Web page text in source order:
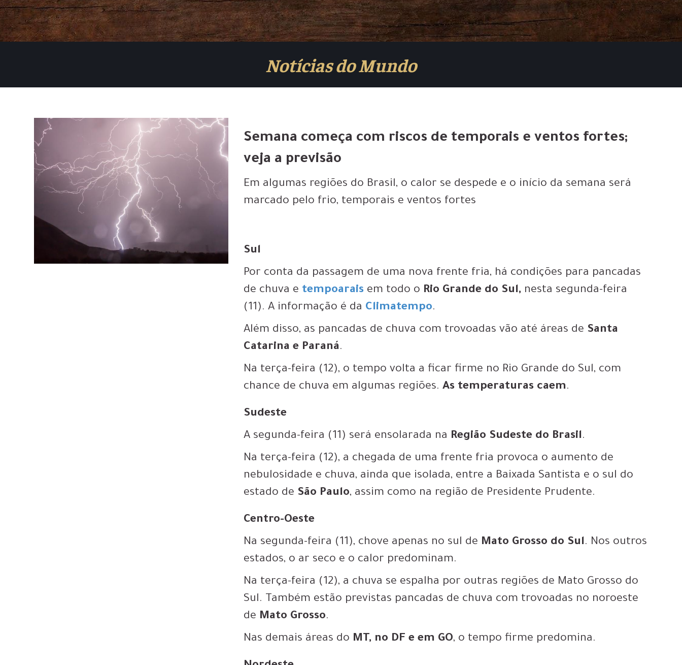
Notícias do Mundo
Semana começa com riscos de temporais e ventos fortes;
veja a previsão
Em algumas regiões do Brasil, o calor se despede e o início da semana será
marcado pelo frio, temporais e ventos fortes
Sul
Por conta da passagem de uma nova frente fria, há condições para pancadas
de chuva e tempoarais em todo o Rio Grande do Sul, nesta segunda-feira
(11). A informação é da Climatempo.
Além disso, as pancadas de chuva com trovoadas vão até áreas de Santa
Catarina e Paraná.
Na terça-feira (12), o tempo volta a ficar firme no Rio Grande do Sul, com
chance de chuva em algumas regiões.As temperaturas caem.
Sudeste
A segunda-feira (11) será ensolarada na Região Sudeste do Brasil.
Na terça-feira (12), a chegada de uma frente fria provoca o aumento de
nebulosidade e chuva, ainda que isolada, entre a Baixada Santista e o sul do
estado de São Paulo, assim como na região de Presidente Prudente.
Centro-Oeste
Na segunda-feira (11), chove apenas no sul de Mato Grosso do Sul. Nos outros
estados, o ar seco e o calor predominam.
Na terça-feira (12), a chuva se espalha por outras regiões de Mato Grosso do
Sul. Também estão previstas pancadas de chuva com trovoadas no noroeste
de Mato Grosso.
Nas demais áreas do MT, no DF e em GO, o tempo firme predomina.